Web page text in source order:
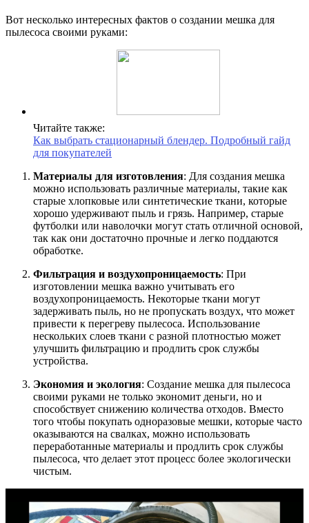
Вот несколько интересных фактов о создании мешка для
пылесоса своими руками:
Читайте также:
Как выбрать стационарный блендер. Подробный гайд
для покупателей
Материалы для изготовления: Для создания мешка
можно использовать различные материалы, такие как
старые хлопковые или синтетические ткани, которые
хорошо удерживают пыль и грязь. Например, старые
футболки или наволочки могут стать отличной основой,
так как они достаточно прочные и легко поддаются
обработке.
Фильтрация и воздухопроницаемость: При
изготовлении мешка важно учитывать его
воздухопроницаемость. Некоторые ткани могут
задерживать пыль, но не пропускать воздух, что может
привести к перегреву пылесоса. Использование
нескольких слоев ткани с разной плотностью может
улучшить фильтрацию и продлить срок службы
устройства.
Экономия и экология: Создание мешка для пылесоса
своими руками не только экономит деньги, но и
способствует снижению количества отходов. Вместо
того чтобы покупать одноразовые мешки, которые часто
оказываются на свалках, можно использовать
переработанные материалы и продлить срок службы
пылесоса, что делает этот процесс более экологически
чистым.